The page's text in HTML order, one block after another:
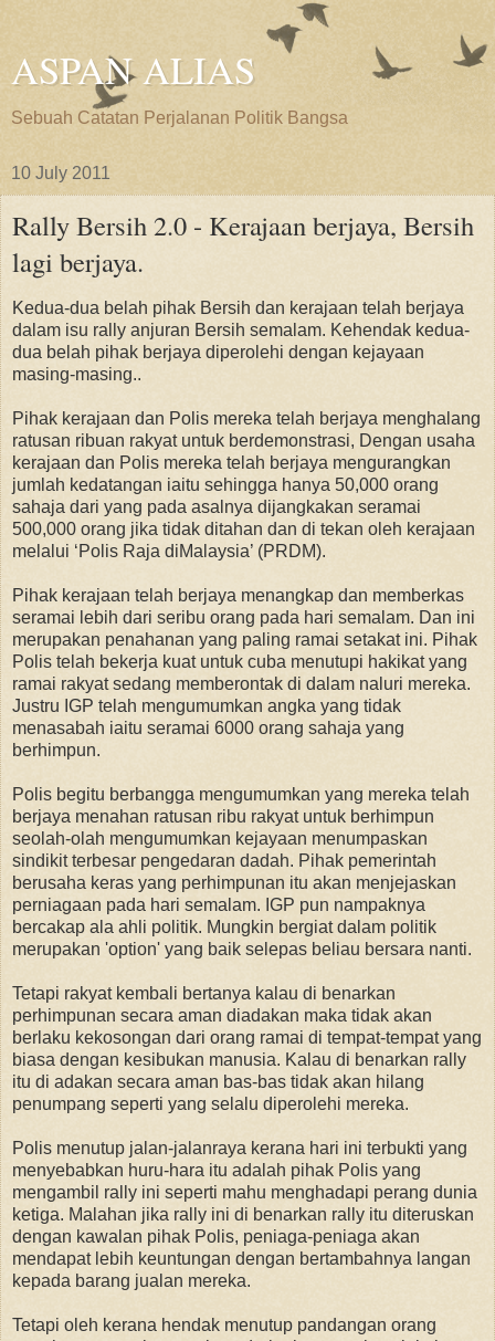
ASPAN ALIAS
Sebuah Catatan Perjalanan Politik Bangsa
10 July 2011
Rally Bersih 2.0 - Kerajaan berjaya, Bersih
lagi berjaya.
Kedua-dua belah pihak Bersih dan kerajaan telah berjaya
dalam isu rally anjuran Bersih semalam. Kehendak kedua-
dua belah pihak berjaya diperolehi dengan kejayaan
masing-masing..
Pihak kerajaan dan Polis mereka telah berjaya menghalang
ratusan ribuan rakyat untuk berdemonstrasi, Dengan usaha
kerajaan dan Polis mereka telah berjaya mengurangkan
jumlah kedatangan iaitu sehingga hanya 50,000 orang
sahaja dari yang pada asalnya dijangkakan seramai
500,000 orang jika tidak ditahan dan di tekan oleh kerajaan
melalui ‘Polis Raja diMalaysia’ (PRDM).
Pihak kerajaan telah berjaya menangkap dan memberkas
seramai lebih dari seribu orang pada hari semalam. Dan ini
merupakan penahanan yang paling ramai setakat ini. Pihak
Polis telah bekerja kuat untuk cuba menutupi hakikat yang
ramai rakyat sedang memberontak di dalam naluri mereka.
Justru IGP telah mengumumkan angka yang tidak
menasabah iaitu seramai 6000 orang sahaja yang
berhimpun.
Polis begitu berbangga mengumumkan yang mereka telah
berjaya menahan ratusan ribu rakyat untuk berhimpun
seolah-olah mengumumkan kejayaan menumpaskan
sindikit terbesar pengedaran dadah. Pihak pemerintah
berusaha keras yang perhimpunan itu akan menjejaskan
perniagaan pada hari semalam. IGP pun nampaknya
bercakap ala ahli politik. Mungkin bergiat dalam politik
merupakan 'option' yang baik selepas beliau bersara nanti.
Tetapi rakyat kembali bertanya kalau di benarkan
perhimpunan secara aman diadakan maka tidak akan
berlaku kekosongan dari orang ramai di tempat-tempat yang
biasa dengan kesibukan manusia. Kalau di benarkan rally
itu di adakan secara aman bas-bas tidak akan hilang
penumpang seperti yang selalu diperolehi mereka.
Polis menutup jalan-jalanraya kerana hari ini terbukti yang
menyebabkan huru-hara itu adalah pihak Polis yang
mengambil rally ini seperti mahu menghadapi perang dunia
ketiga. Malahan jika rally ini di benarkan rally itu diteruskan
dengan kawalan pihak Polis, peniaga-peniaga akan
mendapat lebih keuntungan dengan bertambahnya langan
kepada barang jualan mereka.
Tetapi oleh kerana hendak menutup pandangan orang